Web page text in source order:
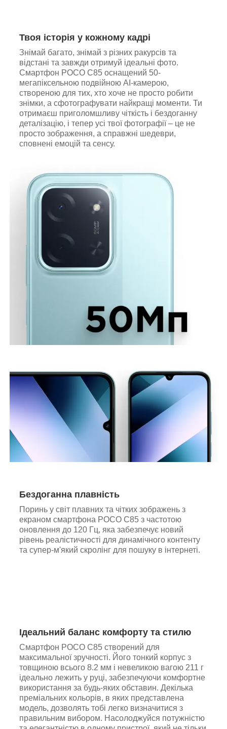
Твоя історія у кожному кадрі
Знімай багато, знімай з різних ракурсів та
відстані та завжди отримуй ідеальні фото.
Смартфон POCO C85 оснащений 50-
мегапіксельною подвійною AI-камерою,
створеною для тих, хто хоче не просто робити
знімки, а сфотографувати найкращі моменти. Ти
отримаєш приголомшливу чіткість і бездоганну
деталізацію, і тепер усі твої фотографії – це не
просто зображення, а справжні шедеври,
сповнені емоцій та сенсу.
Бездоганна плавність
Поринь у світ плавних та чітких зображень з
екраном смартфона POCO C85 з частотою
оновлення до 120 Гц, яка забезпечує новий
рівень реалістичності для динамічного контенту
та супер-м'який скролінг для пошуку в інтернеті.
Ідеальний баланс комфорту та стилю
Смартфон POCO C85 створений для
максимальної зручності. Його тонкий корпус з
товщиною всього 8.2 мм і невеликою вагою 211 г
ідеально лежить у руці, забезпечуючи комфортне
використання за будь-яких обставин. Декілька
преміальних кольорів, в яких представлена
модель, дозволять тобі легко визначитися з
правильним вибором. Насолоджуйся потужністю